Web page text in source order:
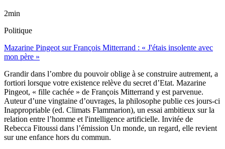
2min
Politique
Mazarine Pingeot sur François Mitterrand : « J'étais insolente avec
mon père »
Grandir dans l’ombre du pouvoir oblige à se construire autrement, a
fortiori lorsque votre existence relève du secret d’Etat. Mazarine
Pingeot, « fille cachée » de François Mitterrand y est parvenue.
Auteur d’une vingtaine d’ouvrages, la philosophe publie ces jours-ci
Inappropriable (ed. Climats Flammarion), un essai ambitieux sur la
relation entre l’homme et l'intelligence artificielle. Invitée de
Rebecca Fitoussi dans l’émission Un monde, un regard, elle revient
sur une enfance hors du commun.